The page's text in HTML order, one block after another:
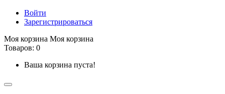
Войти
Зарегистрироваться
Моя корзина Моя корзина
Товаров: 0
Ваша корзина пуста!